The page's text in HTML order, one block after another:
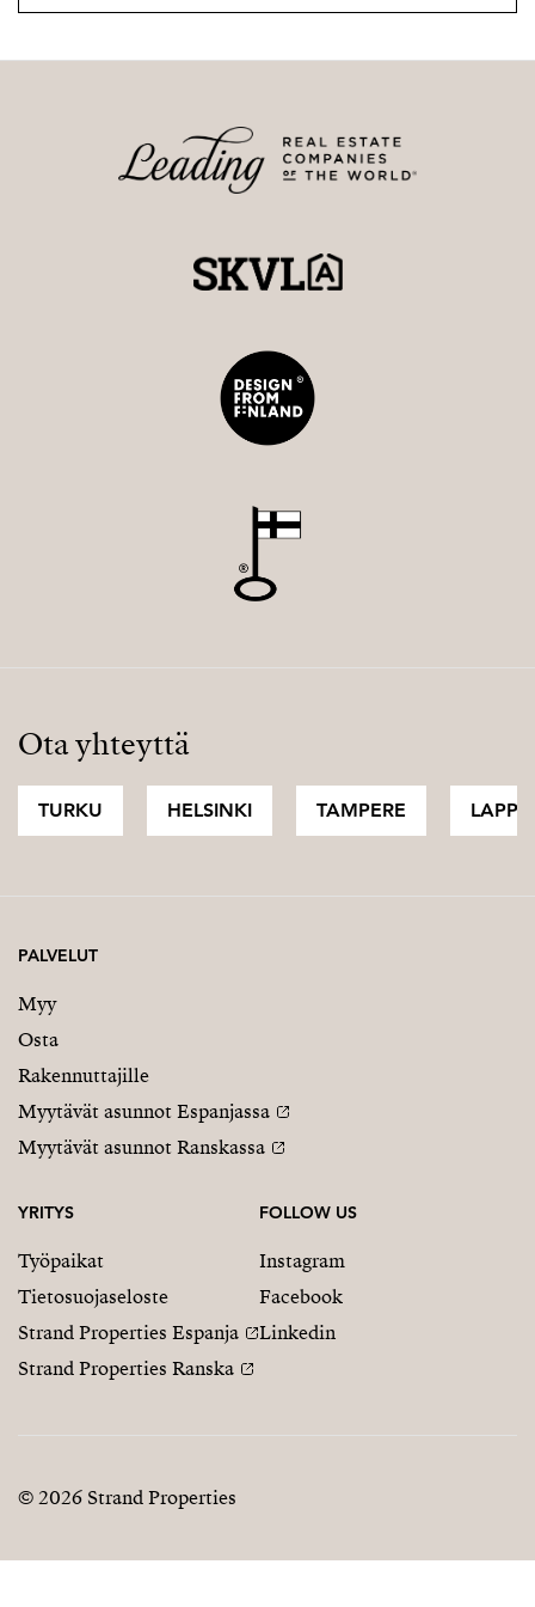
construction and maritime Helsinki at its best.
Ota yhteyttä
TURKU HELSINKI TAMPERE LAPPI
PALVELUT
Myy
Osta
Rakennuttajille
Myytävät asunnot Espanjassa
Myytävät asunnot Ranskassa
YRITYS
Työpaikat
Tietosuojaseloste
Strand Properties Espanja
Strand Properties Ranska
FOLLOW US
Instagram
Facebook
Linkedin
© 2026 Strand Properties